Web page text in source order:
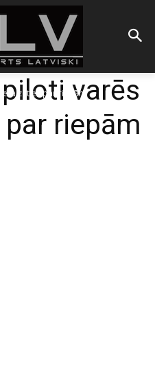
par riepāmvarēs
riepām